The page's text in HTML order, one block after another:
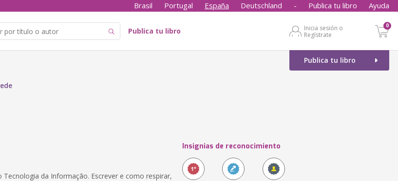
Brasil Portugal España Deutschland - Publica tu libro Ayuda
Publica tu libro
Inicia sesión o
Regístrate
0
Publica tu libro
Tecnologia da Informação. Escrever e como respirar,
Insignias de reconocimiento